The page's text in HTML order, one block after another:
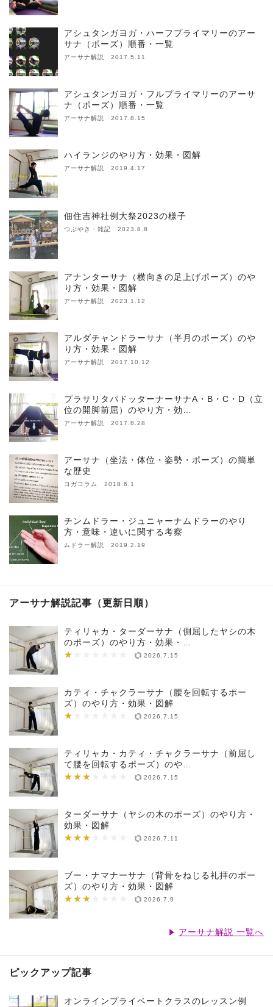
アシュタンガヨガ・ハーフプライマリーのアー
サナ（ポーズ）順番・一覧
アーサナ解説 2017.5.11
アシュタンガヨガ・フルプライマリーのアーサ
ナ（ポーズ）順番・一覧
アーサナ解説 2017.8.15
ハイランジのやり方・効果・図解
アーサナ解説 2019.4.17
佃住吉神社例大祭2023の様子
つぶやき・雑記 2023.8.8
アナンターサナ（横向きの足上げポーズ）のや
り方・効果・図解
アーサナ解説 2023.1.12
アルダチャンドラーサナ（半月のポーズ）のや
り方・効果・図解
アーサナ解説 2017.10.12
プラサリタパドッターナーサナA・B・C・D（立
位の開脚前屈）のやり方・効…
アーサナ解説 2017.8.28
アーサナ（坐法・体位・姿勢・ポーズ）の簡単
な歴史
ヨガコラム 2018.6.1
チンムドラー・ジュニャーナムドラーのやり
方・意味・違いに関する考察
ムドラー解説 2019.2.19
アーサナ解説記事（更新日順）
ティリャカ・ターダーサナ（側屈したヤシの木
のポーズ）のやり方・効果・…
★
★★★★★★★ 2026.7.15
カティ・チャクラーサナ（腰を回転するポー
ズ）のやり方・効果・図解
★
★★★★★★★ 2026.7.15
ティリャカ・カティ・チャクラーサナ（前屈し
て腰を回転するポーズ）のや…
★★★
★★★★★★★ 2026.7.15
ターダーサナ（ヤシの木のポーズ）のやり方・
効果・図解
★★★
★★★★★★★ 2026.7.11
ブー・ナマナーサナ（背骨をねじる礼拝のポー
ズ）のやり方・効果・図解
★★★
★★★★★★★ 2026.7.9
アーサナ解説 一覧へ
ピックアップ記事
オンラインプライベートクラスのレッスン例